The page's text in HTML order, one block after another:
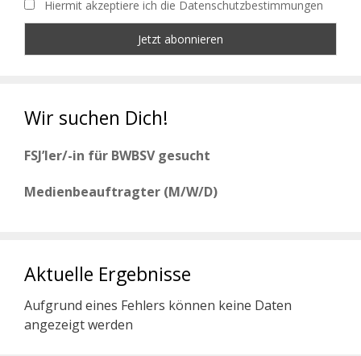
Hiermit akzeptiere ich die Datenschutzbestimmungen
Wir suchen Dich!
FSJ’ler/-in für BWBSV gesucht
Medienbeauftragter (M/W/D)
Aktuelle Ergebnisse
Aufgrund eines Fehlers können keine Daten
angezeigt werden